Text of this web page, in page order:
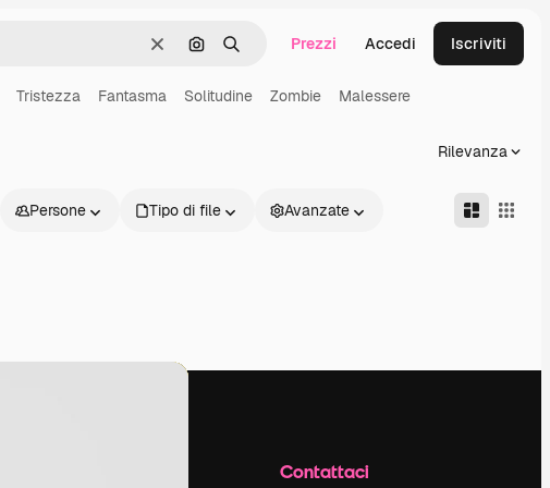
CancellaCerca per immagine
Ricerca Prezzi Accedi Iscriviti
Tristezza Fantasma Solitudine Zombie Malessere
Rilevanza
Persone Tipo di file Avanzate
Contattaci